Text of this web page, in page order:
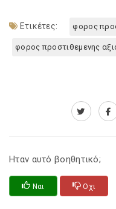
Ετικέτες: φορος
φορος προστιθεμενης
Ηταν αυτό βοηθητικό;
Ναι Οχι